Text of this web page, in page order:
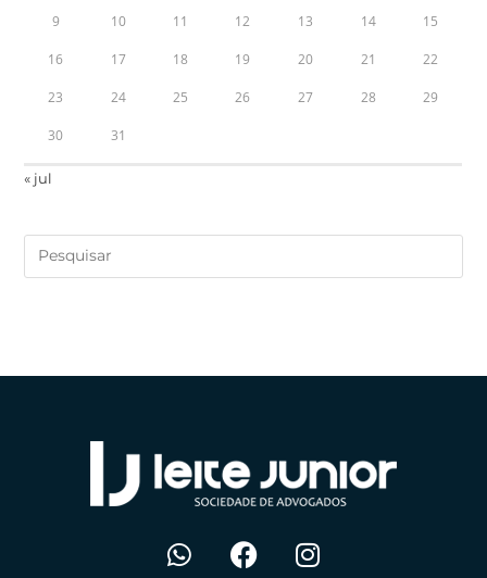
9 10 11 12 13 14 15
16 17 18 19 20 21 22
23 24 25 26 27 28 29
30 31
« jul